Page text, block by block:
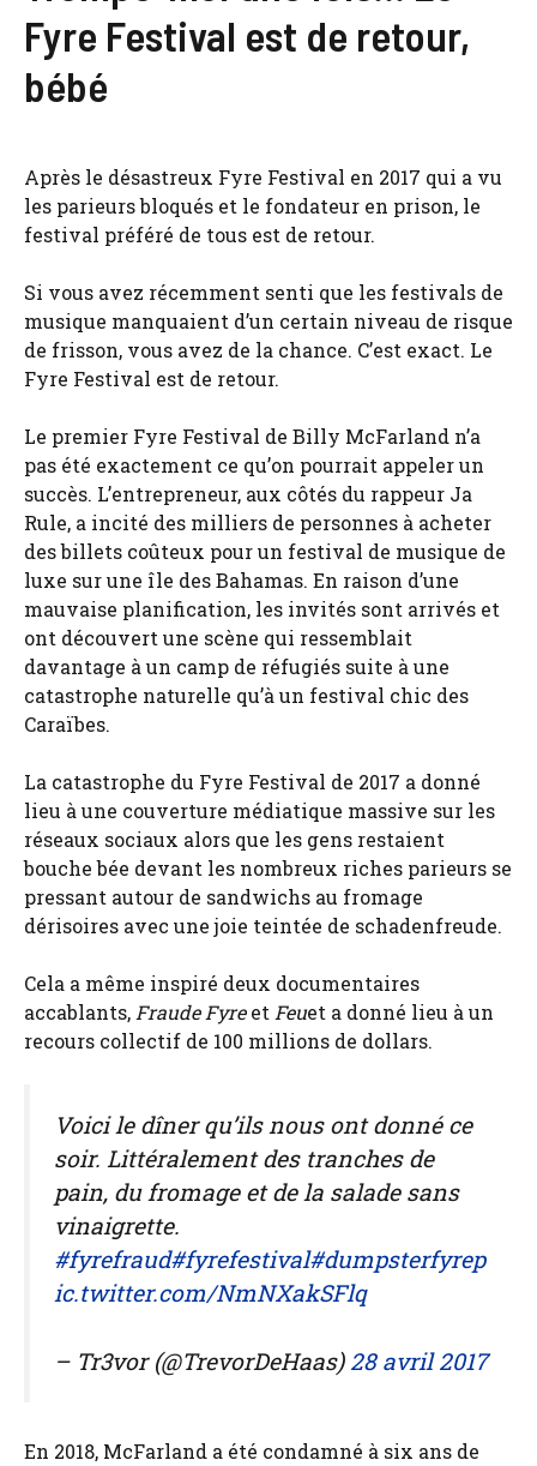
Fyre Festival est de retour,
bébé
Après le désastreux Fyre Festival en 2017 qui a vu
les parieurs bloqués et le fondateur en prison, le
festival préféré de tous est de retour.
Si vous avez récemment senti que les festivals de
musique manquaient d’un certain niveau de risque
de frisson, vous avez de la chance. C’est exact. Le
Fyre Festival est de retour.
Le premier Fyre Festival de Billy McFarland n’a
pas été exactement ce qu’on pourrait appeler un
succès. L’entrepreneur, aux côtés du rappeur Ja
Rule, a incité des milliers de personnes à acheter
des billets coûteux pour un festival de musique de
luxe sur une île des Bahamas. En raison d’une
mauvaise planification, les invités sont arrivés et
ont découvert une scène qui ressemblait
davantage à un camp de réfugiés suite à une
catastrophe naturelle qu’à un festival chic des
Caraïbes.
La catastrophe du Fyre Festival de 2017 a donné
lieu à une couverture médiatique massive sur les
réseaux sociaux alors que les gens restaient
bouche bée devant les nombreux riches parieurs se
pressant autour de sandwichs au fromage
dérisoires avec une joie teintée de schadenfreude.
Cela a même inspiré deux documentaires
accablants,Fraude FyreetFeuet a donné lieu à un
recours collectif de 100 millions de dollars.
Voici le dîner qu’ils nous ont donné ce
soir. Littéralement des tranches de
pain, du fromage et de la salade sans
vinaigrette.
#fyrefraud#fyrefestival#dumpsterfyrep
ic.twitter.com/NmNXakSFlq
– Tr3vor (@TrevorDeHaas) 28 avril 2017
En 2018, McFarland a été condamné à six ans de